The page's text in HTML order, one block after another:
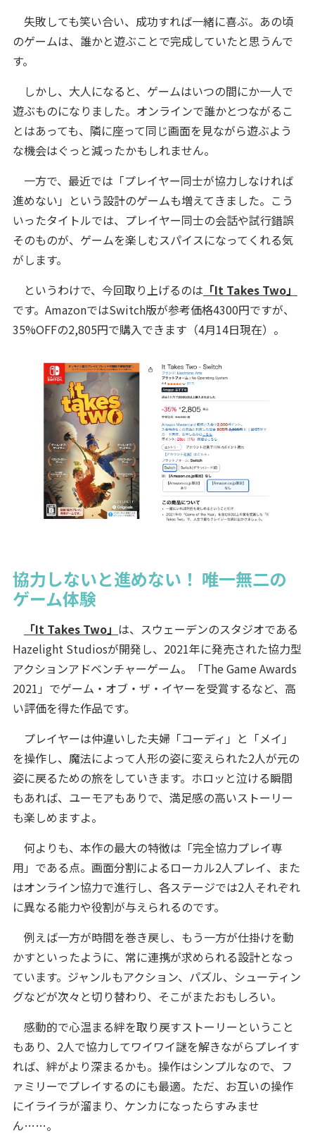
失敗しても笑い合い、成功すれば一緒に喜ぶ。あの頃
のゲームは、誰かと遊ぶことで完成していたと思うんで
す。
しかし、大人になると、ゲームはいつの間にか一人で
遊ぶものになりました。オンラインで誰かとつながるこ
とはあっても、隣に座って同じ画面を見ながら遊ぶよう
な機会はぐっと減ったかもしれません。
一方で、最近では「プレイヤー同士が協力しなければ
進めない」という設計のゲームも増えてきました。こう
いったタイトルでは、プレイヤー同士の会話や試行錯誤
そのものが、ゲームを楽しむスパイスになってくれる気
がします。
というわけで、今回取り上げるのは 「It Takes Two」
です。AmazonではSwitch版が参考価格4300円ですが、
35%OFFの2,805円で購入できます（4月14日現在）。
協力しないと進めない！ 唯一無二の
ゲーム体験
「It Takes Two」 は、スウェーデンのスタジオである
Hazelight Studiosが開発し、2021年に発売された協力型
アクションアドベンチャーゲーム。「The Game Awards
2021」でゲーム・オブ・ザ・イヤーを受賞するなど、高
い評価を得た作品です。
プレイヤーは仲違いした夫婦「コーディ」と「メイ」
を操作し、魔法によって人形の姿に変えられた2人が元の
姿に戻るための旅をしていきます。ホロッと泣ける瞬間
もあれば、ユーモアもありで、満足感の高いストーリー
も楽しめますよ。
何よりも、本作の最大の特徴は「完全協力プレイ専
用」である点。画面分割によるローカル2人プレイ、また
はオンライン協力で進行し、各ステージでは2人それぞれ
に異なる能力や役割が与えられるのです。
例えば一方が時間を巻き戻し、もう一方が仕掛けを動
かすといったように、常に連携が求められる設計となっ
ています。ジャンルもアクション、パズル、シューティン
グなどが次々と切り替わり、そこがまたおもしろい。
感動的で心温まる絆を取り戻すストーリーということ
もあり、2人で協力してワイワイ謎を解きながらプレイす
れば、絆がより深まるかも。操作はシンプルなので、フ
ァミリーでプレイするのにも最適。ただ、お互いの操作
にイライラが溜まり、ケンカになったらすみませ
ん……。